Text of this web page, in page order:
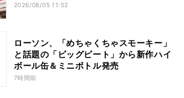
2026/08/05 11:52
ローソン、「めちゃくちゃスモーキー」
と話題の「ビッグピート」から新作ハイ
ボール缶＆ミニボトル発売
7時間前